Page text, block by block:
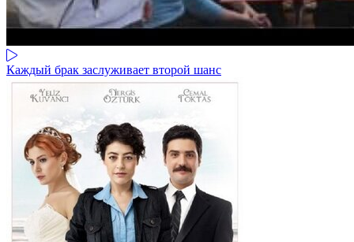
Каждый брак заслуживает второй шанс